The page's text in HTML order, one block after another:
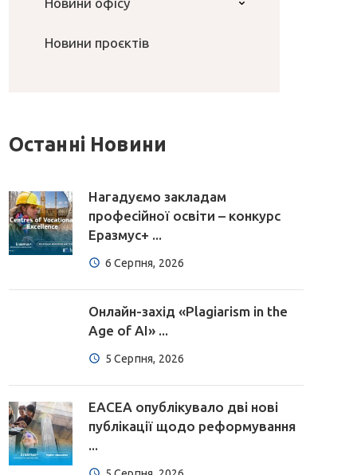
Новини проєктів
Останні Новини
Нагадуємо закладам
професійної освіти – конкурс
Еразмус+ ...
6 Серпня, 2026
Онлайн-захід «Plagiarism in the
Age of AI» ...
5 Серпня, 2026
EACEA опублікувало дві нові
публікації щодо реформування
...